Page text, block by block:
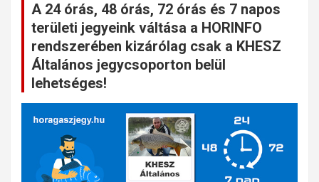
A 24 órás, 48 órás, 72 órás és 7 napos
területi jegyeink váltása a HORINFO
rendszerében kizárólag csak a KHESZ
Általános jegycsoporton belül
lehetséges!